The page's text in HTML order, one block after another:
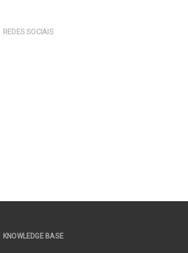
REDES SOCIAIS
KNOWLEDGE BASE